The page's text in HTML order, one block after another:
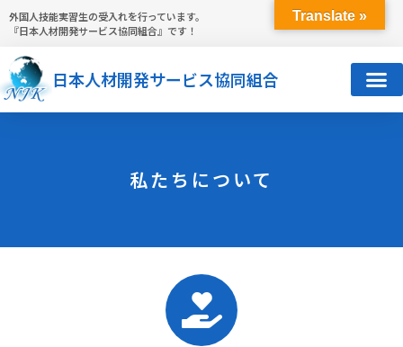
外国人技能実習生の受入れを行っています。
『日本人材開発サービス協同組合』です！
日本人材開発サービス協同組合
私たちについて
Translate »